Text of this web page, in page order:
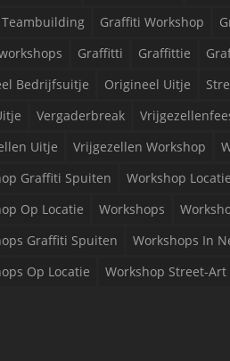
Graffiti Workshop
Graffitti Graffittie
Bedrijfsuitje
Origineel Uitje
Vergaderbreak
Uitje
Vrijgezellen Workshop
Graffiti Spuiten
Workshop Locatie
Op Locatie
Workshops
Graffiti Spuiten
Workshops In
Op Locatie
Workshop Street-Art